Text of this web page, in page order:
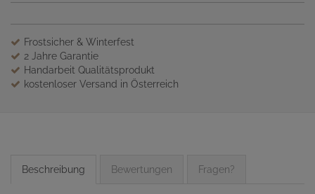
Frostsicher & Winterfest
2 Jahre Garantie
Handarbeit Qualitätsprodukt
kostenloser Versand in Österreich
Beschreibung Bewertungen Fragen?